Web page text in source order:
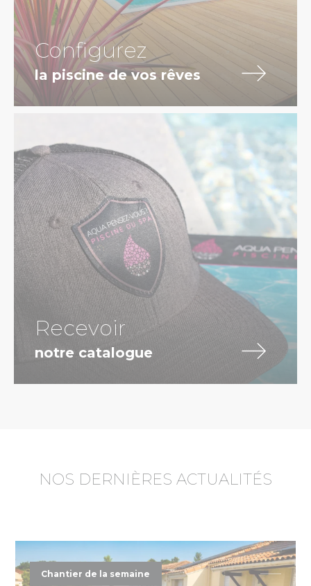
Configurez
la piscine de vos rêves
Recevoir
notre catalogue
NOS DERNIÈRES ACTUALITÉS
Chantier de la semaine